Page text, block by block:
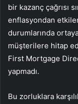
bir kazanç çağrısı
enflasyondan
durumlarında
müşterilere hitap
First Mortgage
yapmadı.
Bu zorluklara